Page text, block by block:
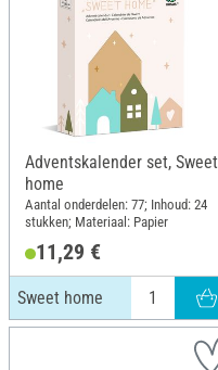
Adventskalender set, Sweet
home
Aantal onderdelen: 77; Inhoud: 24
stukken; Materiaal: Papier
11,29 €
Sweet home